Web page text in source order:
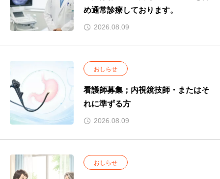
め通常診療しております。
2026.08.09
おしらせ
看護師募集；内視鏡技師・またはそ
れに準ずる方
2026.08.09
おしらせ